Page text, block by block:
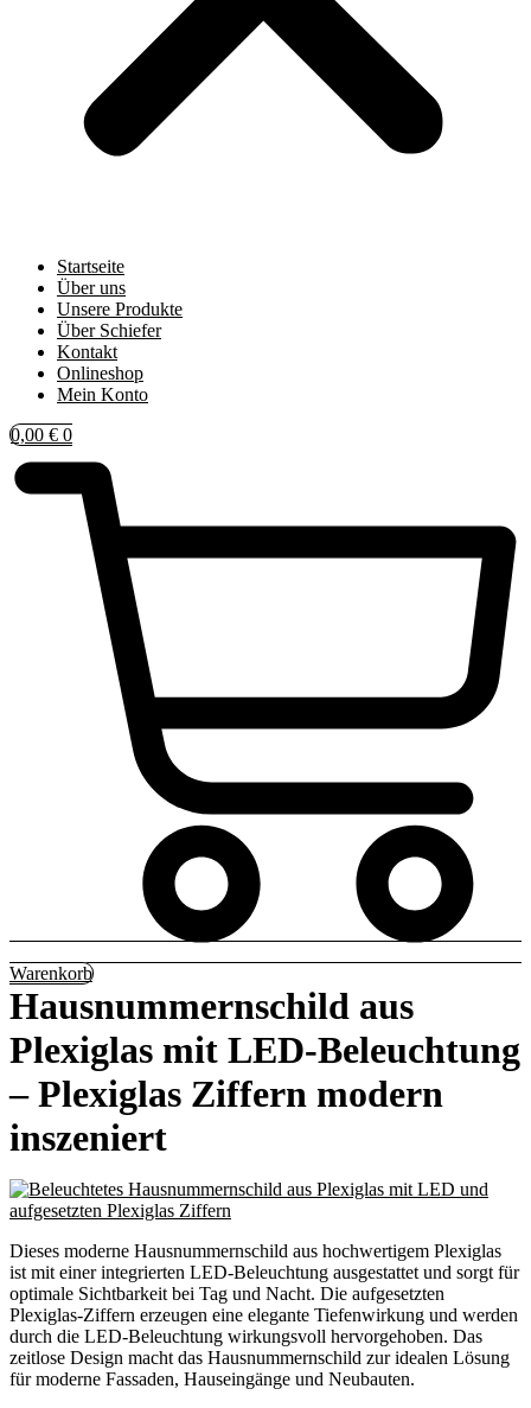
Startseite
Über uns
Unsere Produkte
Über Schiefer
Kontakt
Onlineshop
Mein Konto
0,00 € 0
Warenkorb
Hausnummernschild aus
Plexiglas mit LED-Beleuchtung
– Plexiglas Ziffern modern
inszeniert
Dieses moderne Hausnummernschild aus hochwertigem Plexiglas
ist mit einer integrierten LED-Beleuchtung ausgestattet und sorgt für
optimale Sichtbarkeit bei Tag und Nacht. Die aufgesetzten
Plexiglas-Ziffern erzeugen eine elegante Tiefenwirkung und werden
durch die LED-Beleuchtung wirkungsvoll hervorgehoben. Das
zeitlose Design macht das Hausnummernschild zur idealen Lösung
für moderne Fassaden, Hauseingänge und Neubauten.